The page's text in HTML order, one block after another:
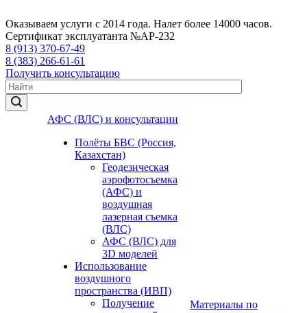
Оказываем услуги с 2014 года. Налет более 14000 часов.
Сертификат эксплуатанта №АР-232
8 (913) 370-67-49
8 (383) 266-61-61
Получить консультацию
АФС (ВЛС) и консультации
Полёты БВС (Россия,
Казахстан)
Геодезическая
аэрофотосъемка
(АФС) и
воздушная
лазерная съемка
(ВЛС)
АФС (ВЛС) для
3D моделей
Использование
воздушного
пространства (ИВП)
Получение
Материалы по